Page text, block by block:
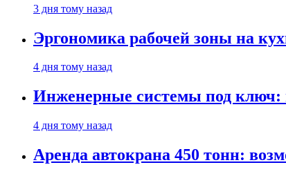
3 дня тому назад
Эргономика рабочей зоны на
4 дня тому назад
Инженерные системы под ключ:
4 дня тому назад
Аренда автокрана 450 тонн: